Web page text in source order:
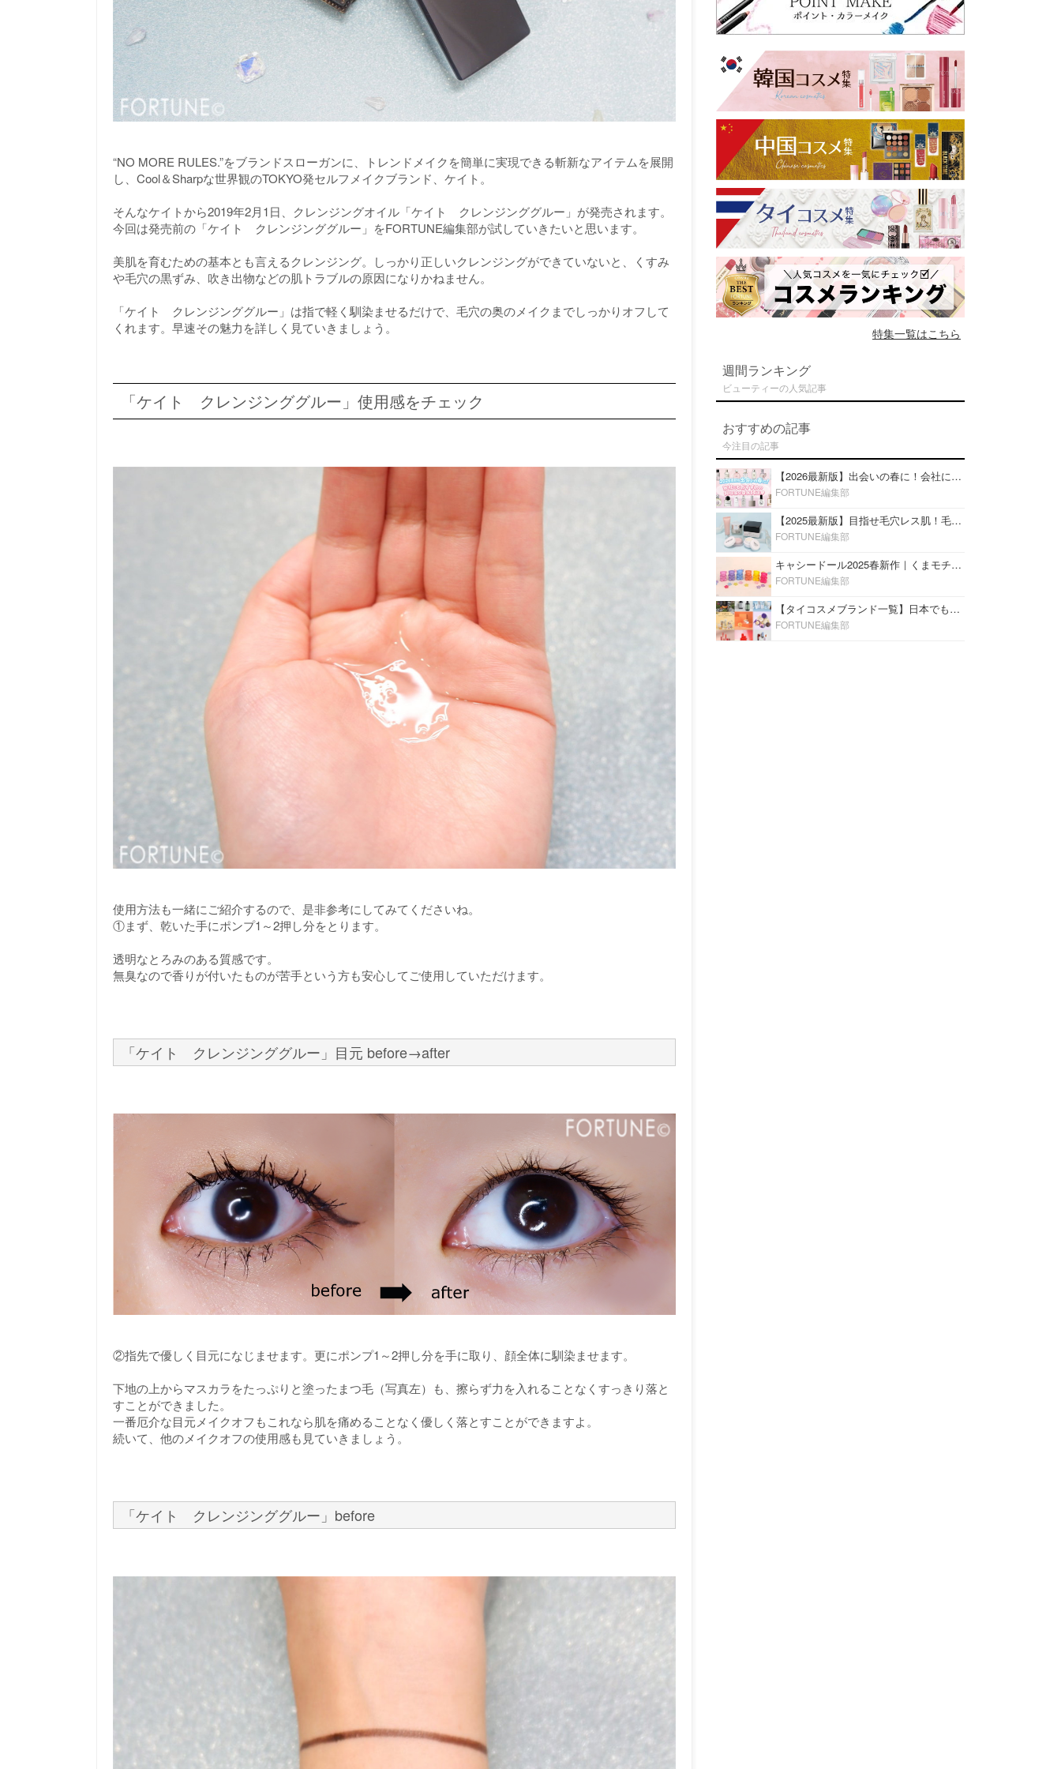
“NO MORE RULES.”をブランドスローガンに、トレンドメイクを簡単に実現できる斬新なアイテムを展開
し、Cool＆Sharpな世界観のTOKYO発セルフメイクブランド、ケイト。
そんなケイトから2019年2月1日、クレンジングオイル「ケイト クレンジンググルー」が発売されます。
今回は発売前の「ケイト クレンジンググルー」をFORTUNE編集部が試していきたいと思います。
美肌を育むための基本とも言えるクレンジング。しっかり正しいクレンジングができていないと、くすみ
や毛穴の黒ずみ、吹き出物などの肌トラブルの原因になりかねません。
「ケイト クレンジンググルー」は指で軽く馴染ませるだけで、毛穴の奥のメイクまでしっかりオフして
くれます。早速その魅力を詳しく見ていきましょう。
「ケイト クレンジンググルー」使用感をチェック
使用方法も一緒にご紹介するので、是非参考にしてみてくださいね。
①まず、乾いた手にポンプ1～2押し分をとります。
透明なとろみのある質感です。
無臭なので香りが付いたものが苦手という方も安心してご使用していただけます。
「ケイト クレンジンググルー」目元 before→after
②指先で優しく目元になじませます。更にポンプ1～2押し分を手に取り、顔全体に馴染ませます。
下地の上からマスカラをたっぷりと塗ったまつ毛（写真左）も、擦らず力を入れることなくすっきり落と
すことができました。
一番厄介な目元メイクオフもこれなら肌を痛めることなく優しく落とすことができますよ。
続いて、他のメイクオフの使用感も見ていきましょう。
「ケイト クレンジンググルー」before
特集一覧はこちら
週間ランキング
ビューティーの人気記事
おすすめの記事
今注目の記事
【2026最新版】出会いの春に！会社にもおすすめの好印象な香水14選♡ビジネスの場での香水マナーも
FORTUNE編集部
【2025最新版】目指せ毛穴レス肌！毛穴を埋めて隠す「おすすめ部分用下地＆プライマー」ランキング♡
FORTUNE編集部
キャシードール2025春新作｜くまモチーフのミニリップ「シャイニーベア リップモイスト」をレビュー♡
FORTUNE編集部
【タイコスメブランド一覧】日本でも人気沸騰中の“タイコスメ”ブランド20選！
FORTUNE編集部